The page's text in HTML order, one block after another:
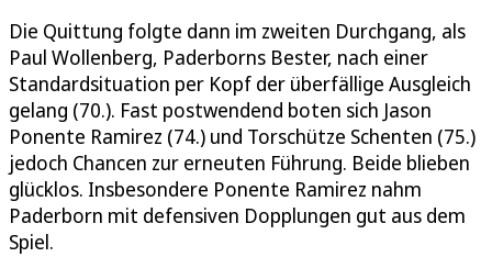
Die Quittung folgte dann im zweiten Durchgang, als
Paul Wollenberg, Paderborns Bester, nach einer
Standardsituation per Kopf der überfällige Ausgleich
gelang (70.). Fast postwendend boten sich Jason
Ponente Ramirez (74.) und Torschütze Schenten (75.)
jedoch Chancen zur erneuten Führung. Beide blieben
glücklos. Insbesondere Ponente Ramirez nahm
Paderborn mit defensiven Dopplungen gut aus dem
Spiel.